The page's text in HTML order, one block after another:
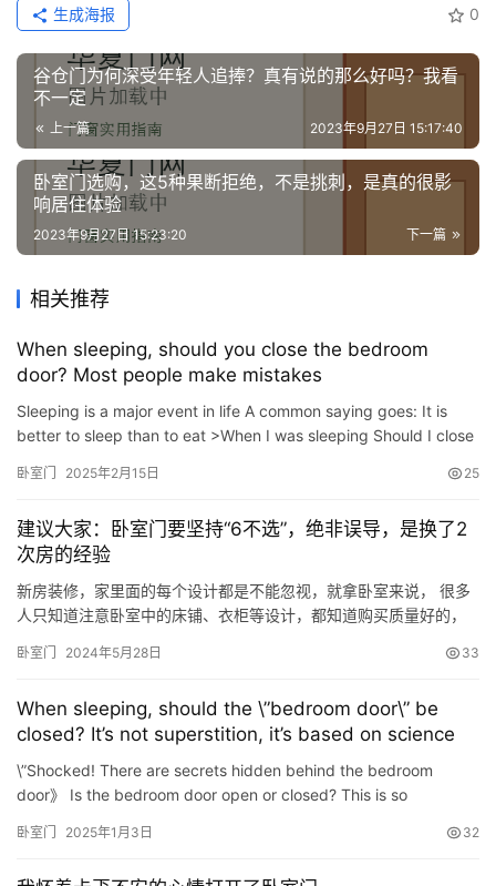
0
生成海报
谷仓门为何深受年轻人追捧？真有说的那么好吗？我看
不一定
上一篇 2023年9月27日 15:17:40
卧室门选购，这5种果断拒绝，不是挑刺，是真的很影
响居住体验
下一篇
2023年9月27日 15:23:20
相关推荐
When sleeping, should you close the bedroom
door? Most people make mistakes
Sleeping is a major event in life A common saying goes: It is
better to sleep than to eat >When I was sleeping Should I close
卧室门 2025年2月15日 25
建议大家：卧室门要坚持“6不选”，绝非误导，是换了2
次房的经验
新房装修，家里面的每个设计都是不能忽视，就拿卧室来说， 很多
人只知道注意卧室中的床铺、衣柜等设计，都知道购买质量好的，
了要选择好看的门之外，材质也是不能忽视的地方，身为过来人，
不选隐形门在追求美观的同时，我们也要考虑日常生活需求和实用
性…
卧室门 2024年5月28日 33
When sleeping, should the \”bedroom door\” be
closed? It’s not superstition, it’s based on science
\”Shocked! There are secrets hidden behind the bedroom
door》 Is the bedroom door open or closed? This is so
have w…
卧室门 2025年1月3日 32